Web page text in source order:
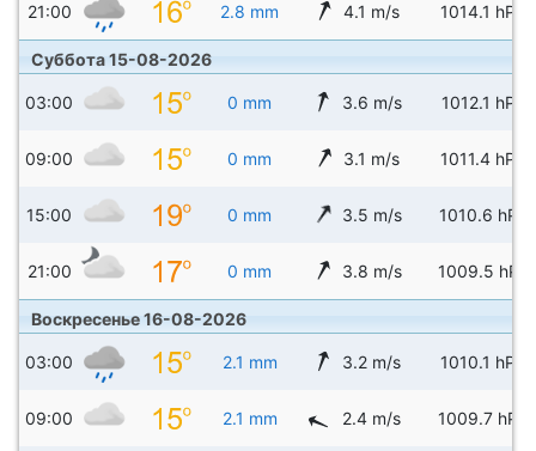
21:00 2.8 mm 4.1 m/s 1014.1 hPa
Суббота 15-08-2026
03:00 0 mm 3.6 m/s 1012.1 hPa
09:00 0 mm 3.1 m/s 1011.4 hPa
15:00 0 mm 3.5 m/s 1010.6 hPa
21:00 0 mm 3.8 m/s 1009.5 hPa
Воскресенье 16-08-2026
03:00 2.1 mm 3.2 m/s 1010.1 hPa
09:00 2.1 mm 2.4 m/s 1009.7 hPa